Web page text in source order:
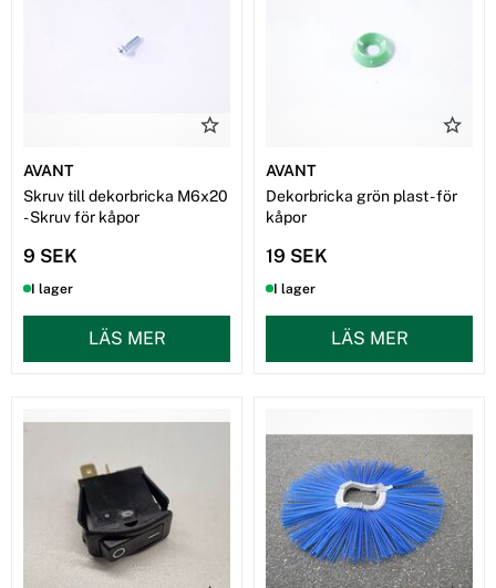
AVANT
Skruv till dekorbricka M6x20
- Skruv för kåpor
9 SEK
I lager
LÄS MER
AVANT
Dekorbricka grön plast - för
kåpor
19 SEK
I lager
LÄS MER